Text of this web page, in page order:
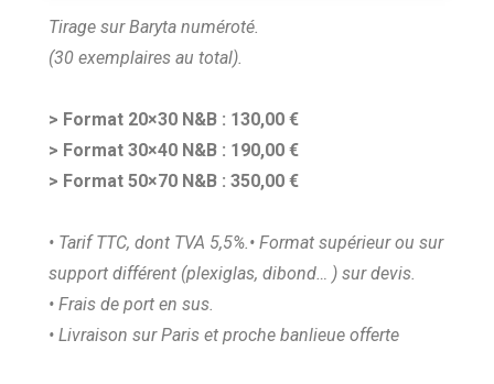
Tirage sur Baryta numéroté.
(30 exemplaires au total).
> Format 20×30 N&B : 130,00 €
> Format 30×40 N&B : 190,00 €
> Format 50×70 N&B : 350,00 €
• Tarif TTC, dont TVA 5,5%. • Format supérieur ou sur
support différent (plexiglas, dibond… ) sur devis.
• Frais de port en sus.
• Livraison sur Paris et proche banlieue offerte